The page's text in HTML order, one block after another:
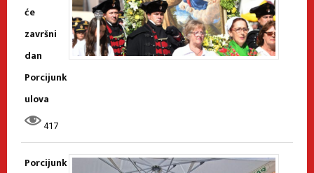
će
završni
dan
Porcijunk
ulova
417
Porcijunk